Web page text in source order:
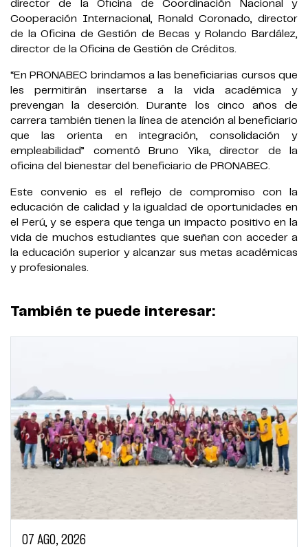
director de la Oficina de Coordinación Nacional y
Cooperación Internacional, Ronald Coronado, director
de la Oficina de Gestión de Becas y Rolando Bardález,
director de la Oficina de Gestión de Créditos.
“En PRONABEC brindamos a las beneficiarias cursos que
les permitirán insertarse a la vida académica y
prevengan la deserción. Durante los cinco años de
carrera también tienen la línea de atención al beneficiario
que las orienta en integración, consolidación y
empleabilidad” comentó Bruno Yika, director de la
oficina del bienestar del beneficiario de PRONABEC.
Este convenio es el reflejo de compromiso con la
educación de calidad y la igualdad de oportunidades en
el Perú, y se espera que tenga un impacto positivo en la
vida de muchos estudiantes que sueñan con acceder a
la educación superior y alcanzar sus metas académicas
y profesionales.
También te puede interesar:
07 AGO, 2026